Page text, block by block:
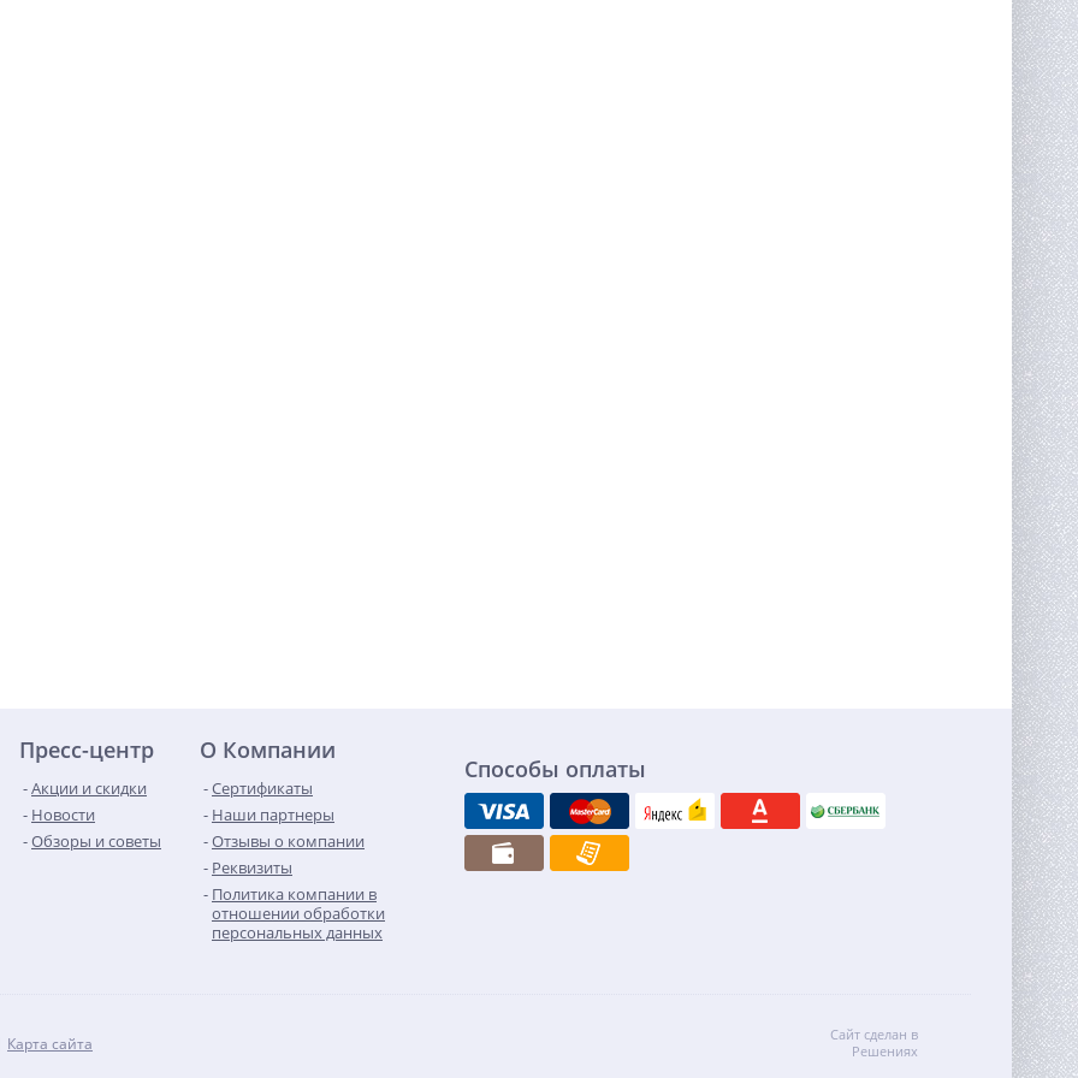
Пресс-центр
Акции и скидки
Новости
Обзоры и советы
О Компании
Сертификаты
Наши партнеры
Отзывы о компании
Реквизиты
Политика компании в
отношении обработки
персональных данных
Способы оплаты
Карта сайта
Сайт сделан в
Решениях